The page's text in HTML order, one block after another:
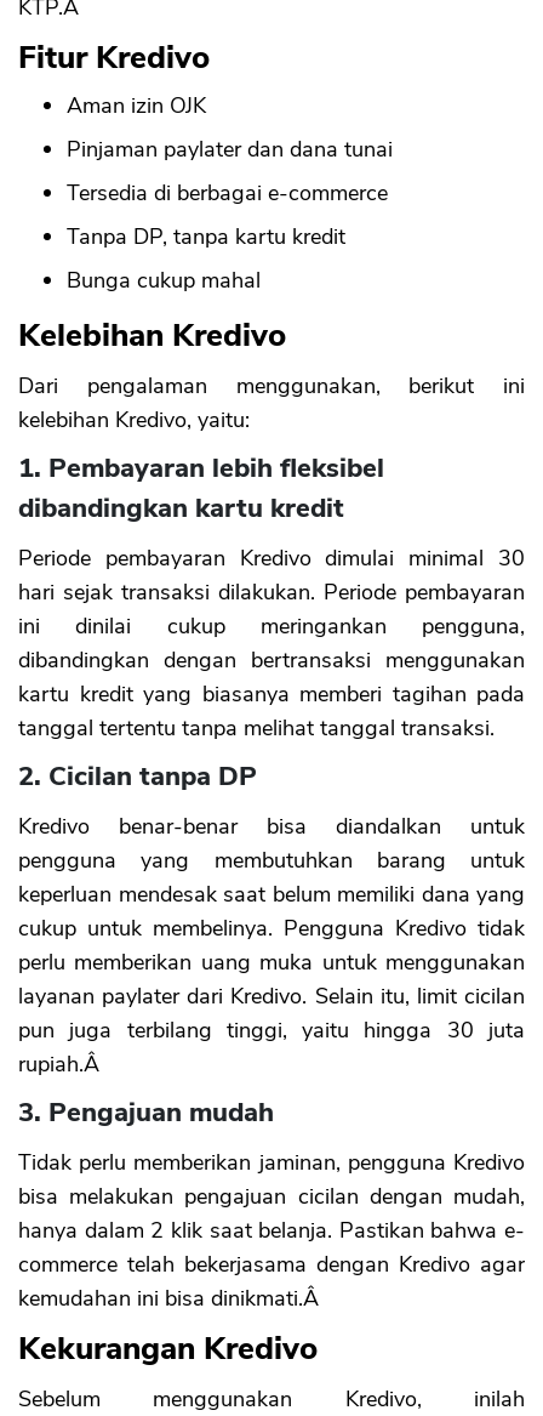
KTP.Â
Fitur Kredivo
Aman izin OJK
Pinjaman paylater dan dana tunai
Tersedia di berbagai e-commerce
Tanpa DP, tanpa kartu kredit
Bunga cukup mahal
Kelebihan Kredivo
Dari pengalaman menggunakan, berikut ini
kelebihan Kredivo, yaitu:
1. Pembayaran lebih fleksibel
dibandingkan kartu kredit
Periode pembayaran Kredivo dimulai minimal 30
hari sejak transaksi dilakukan. Periode pembayaran
ini dinilai cukup meringankan pengguna,
dibandingkan dengan bertransaksi menggunakan
kartu kredit yang biasanya memberi tagihan pada
tanggal tertentu tanpa melihat tanggal transaksi.
2. Cicilan tanpa DP
Kredivo benar-benar bisa diandalkan untuk
pengguna yang membutuhkan barang untuk
keperluan mendesak saat belum memiliki dana yang
cukup untuk membelinya. Pengguna Kredivo tidak
perlu memberikan uang muka untuk menggunakan
layanan paylater dari Kredivo. Selain itu, limit cicilan
pun juga terbilang tinggi, yaitu hingga 30 juta
rupiah.Â
3. Pengajuan mudah
Tidak perlu memberikan jaminan, pengguna Kredivo
bisa melakukan pengajuan cicilan dengan mudah,
hanya dalam 2 klik saat belanja. Pastikan bahwa e-
commerce telah bekerjasama dengan Kredivo agar
kemudahan ini bisa dinikmati.Â
Kekurangan Kredivo
Sebelum menggunakan Kredivo, inilah
OK
CANCEL